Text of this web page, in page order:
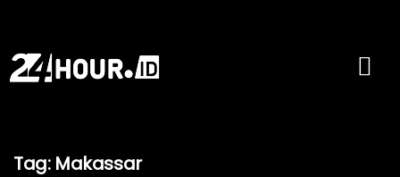
Tag: Makassar